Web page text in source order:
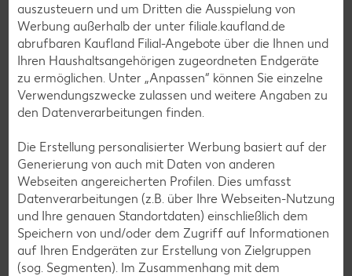
Lamm-Rezepte
Grill-Rezepte
Muffin-Rezepte
Apfelkuchen-Rezepte
Schokokuchen-Rezepte
Torten-Rezepte
Eis-Rezepte
Pfannkuchen-Rezepte
Plätzchen-Rezepte
auszusteuern und um Dritten die Ausspielung von
Werbung außerhalb der unter filiale.kaufland.de
abrufbaren Kaufland Filial-Angebote über die Ihnen und
Ihren Haushaltsangehörigen zugeordneten Endgeräte
zu ermöglichen. Unter „Anpassen“ können Sie einzelne
Verwendungszwecke zulassen und weitere Angaben zu
den Datenverarbeitungen finden.
Die Erstellung personalisierter Werbung basiert auf der
Generierung von auch mit Daten von anderen
Webseiten angereicherten Profilen. Dies umfasst
Datenverarbeitungen (z.B. über Ihre Webseiten-Nutzung
und Ihre genauen Standortdaten) einschließlich dem
Speichern von und/oder dem Zugriff auf Informationen
auf Ihren Endgeräten zur Erstellung von Zielgruppen
(sog. Segmenten). Im Zusammenhang mit dem